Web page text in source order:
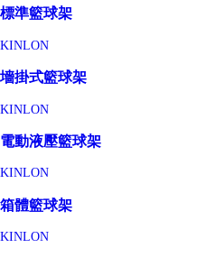
標準籃球架
KINLON
墻掛式籃球架
KINLON
電動液壓籃球架
KINLON
箱體籃球架
KINLON